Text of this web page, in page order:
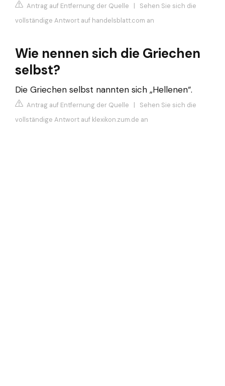
Antrag auf Entfernung der Quelle | Sehen Sie sich die
vollständige Antwort auf handelsblatt.com an
Wie nennen sich die Griechen
selbst?
Die Griechen selbst nannten sich „Hellenen“.
Antrag auf Entfernung der Quelle | Sehen Sie sich die
vollständige Antwort auf klexikon.zum.de an